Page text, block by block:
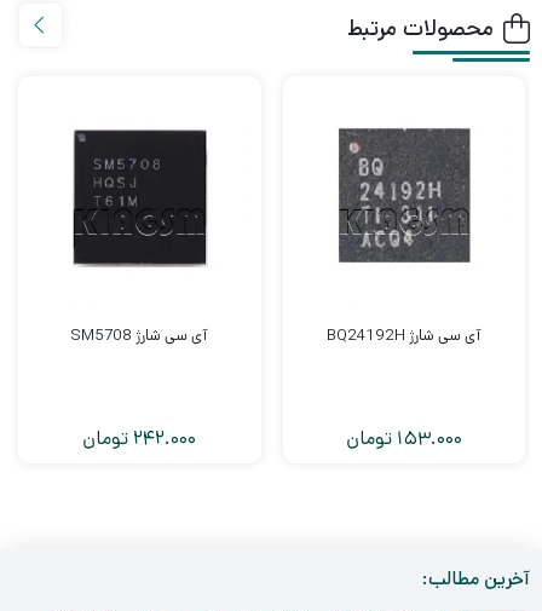
محصولات مرتبط
آی سی شارژ BQ24192H
153.000 تومان
آی سی شارژ SM5708
242.000 تومان
آخرین مطالب: